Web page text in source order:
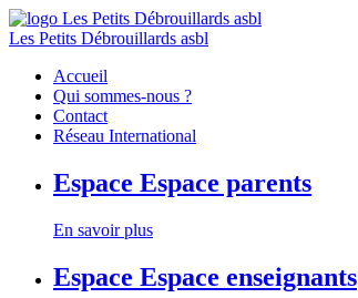
Les Petits Débrouillards asbl
Accueil
Qui sommes-nous ?
Contact
Réseau International
Espace Espace parents
En savoir plus
Espace Espace enseignants